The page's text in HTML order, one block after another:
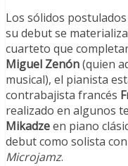
Los sólidos
su debut se
cuarteto que
Miguel Zenón(quien
musical), el pianista
contrabajista francés
realizado en algunos
Mikadzeen piano
debut como solista
Microjamz.